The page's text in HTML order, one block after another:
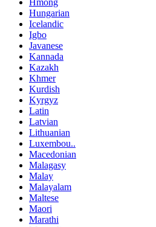
Hmong
Hungarian
Icelandic
Igbo
Javanese
Kannada
Kazakh
Khmer
Kurdish
Kyrgyz
Latin
Latvian
Lithuanian
Luxembou..
Macedonian
Malagasy
Malay
Malayalam
Maltese
Maori
Marathi